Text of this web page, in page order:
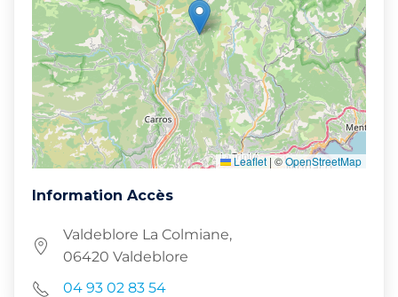
Leaflet | ©OpenStreetMap
Information Accès
Valdeblore La Colmiane,
06420 Valdeblore
04 93 02 83 54